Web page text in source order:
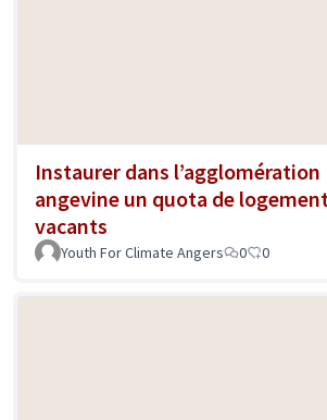
Instaurer dans l’agglomération
angevine un quota de
vacants
Youth For Climate Angers 0 0